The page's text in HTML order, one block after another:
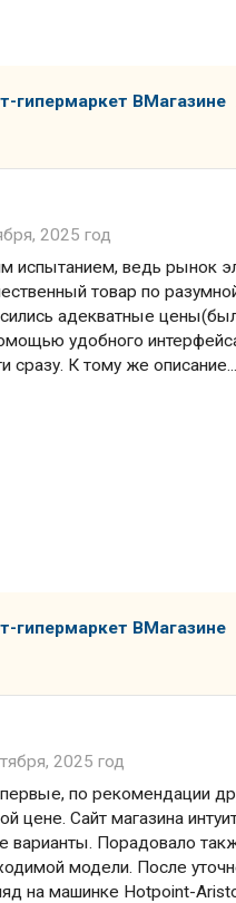
гипермаркет ВМагазине
2025 год
испытанием, ведь рынок
товар по
адекватные
удобного
сразу. К тому же
гипермаркет ВМагазине
2025 год
по рекомендации
цене. Сайт магазина
варианты. Порадовало
модели. После
на машинке Hotpoint-